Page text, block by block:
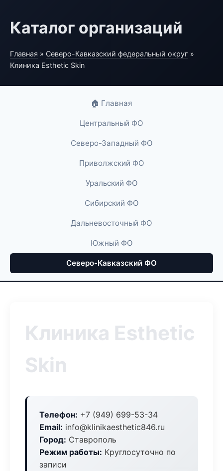
Каталог организаций
Главная » Северо-Кавказский федеральный округ »
Клиника Esthetic Skin
🏠 Главная
Центральный ФО
Северо-Западный ФО
Приволжский ФО
Уральский ФО
Сибирский ФО
Дальневосточный ФО
Южный ФО
Северо-Кавказский ФО
Клиника Esthetic
Skin
Телефон: +7 (949) 699-53-34
Email: info@klinikaesthetic846.ru
Город: Ставрополь
Режим работы: Круглосуточно по
записи